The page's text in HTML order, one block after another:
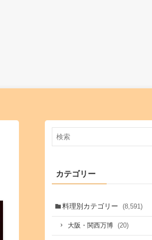
カテゴリー
料理別カテゴリー (8,591)
大阪・関西万博 (20)